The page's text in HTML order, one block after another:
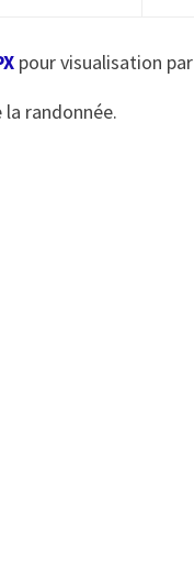
pour visualisation
randonnée.